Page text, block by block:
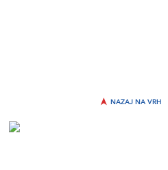
NAZAJ NA VRH